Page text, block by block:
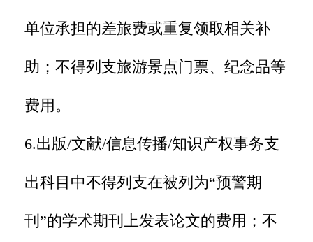
单位承担的差旅费或重复领取相关补
助；不得列支旅游景点门票、纪念品等
费用。
6.出版/文献/信息传播/知识产权事务支
出科目中不得列支在被列为“预警期
刊”的学术期刊上发表论文的费用；不